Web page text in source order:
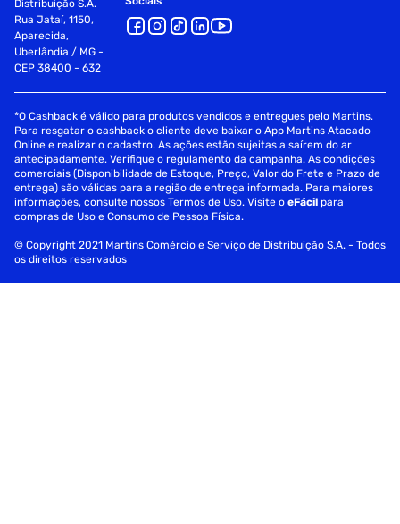
Distribuição S.A.
Rua Jataí, 1150,
Aparecida,
Uberlândia / MG -
CEP 38400 - 632
*O Cashback é válido para produtos vendidos e entregues pelo Martins.
Para resgatar o cashback o cliente deve baixar o App Martins Atacado
Online e realizar o cadastro. As ações estão sujeitas a saírem do ar
antecipadamente. Verifique o regulamento da campanha. As condições
comerciais (Disponibilidade de Estoque, Preço, Valor do Frete e Prazo de
entrega) são válidas para a região de entrega informada. Para maiores
informações, consulte nossos Termos de Uso. Visite oeFácil para
compras de Uso e Consumo de Pessoa Física.
© Copyright 2021 Martins Comércio e Serviço de Distribuição S.A. - Todos
os direitos reservados